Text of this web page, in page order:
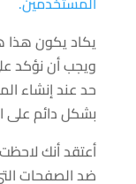
ويجب أن نؤكد
حد عند إنشاء
بشكل دائم على
ضد الصفحات